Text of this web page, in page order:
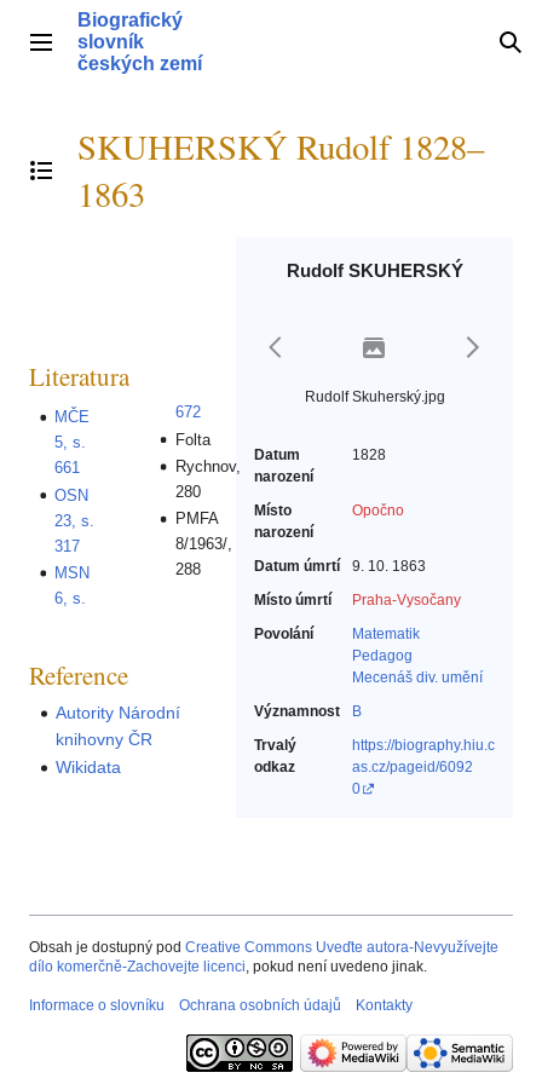
obsahHlavní menu
Biografický
slovník
českých zemí
Přepnout obsah
SKUHERSKÝ Rudolf 1828–
1863
Rudolf SKUHERSKÝ
Rudolf Skuherský.jpg
Datum
narození
1828
Místo
narození
Opočno
Datum úmrtí
9. 10. 1863
Místo úmrtí
Praha-Vysočany
Povolání
Matematik‎
Pedagog‎
Mecenáš div. umění‎
Významnost
B
Trvalý
odkaz
https://biography.hiu.c
as.cz/pageid/6092
0
Literatura
MČE
5, s.
661
OSN
23, s.
317
MSN
6, s.
672
Folta
Rychnov,
280
PMFA
8/1963/,
288
Reference
Autority Národní
knihovny ČR
Wikidata
Obsah je dostupný pod Creative Commons Uveďte autora-Nevyužívejte
dílo komerčně-Zachovejte licenci, pokud není uvedeno jinak.
Informace o slovníku Ochrana osobních údajů Kontakty